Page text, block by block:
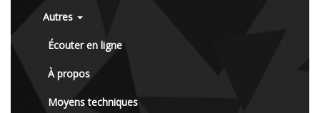
Autres
Écouter en ligne
À propos
Moyens techniques